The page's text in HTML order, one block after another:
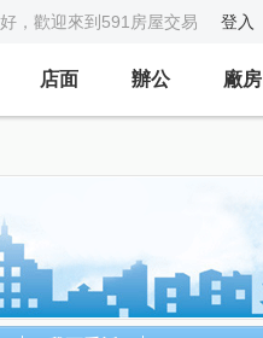
，歡迎來到591房屋交易 登入
店面 辦公 廠房